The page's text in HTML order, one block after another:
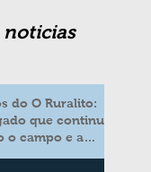
noticias
do O Ruralito:
que continua
o campo e a